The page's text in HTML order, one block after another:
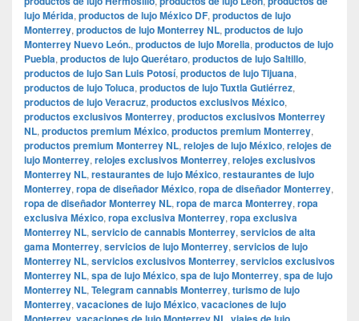
lujo Mérida, productos de lujo México DF, productos de lujo
Monterrey, productos de lujo Monterrey NL, productos de lujo
Monterrey Nuevo León., productos de lujo Morelia, productos de lujo
Puebla, productos de lujo Querétaro, productos de lujo Saltillo,
productos de lujo San Luis Potosí, productos de lujo Tijuana,
productos de lujo Toluca, productos de lujo Tuxtla Gutiérrez,
productos de lujo Veracruz, productos exclusivos México,
productos exclusivos Monterrey, productos exclusivos Monterrey
NL, productos premium México, productos premium Monterrey,
productos premium Monterrey NL, relojes de lujo México, relojes de
lujo Monterrey, relojes exclusivos Monterrey, relojes exclusivos
Monterrey NL, restaurantes de lujo México, restaurantes de lujo
Monterrey, ropa de diseñador México, ropa de diseñador Monterrey,
ropa de diseñador Monterrey NL, ropa de marca Monterrey, ropa
exclusiva México, ropa exclusiva Monterrey, ropa exclusiva
Monterrey NL, servicio de cannabis Monterrey, servicios de alta
gama Monterrey, servicios de lujo Monterrey, servicios de lujo
Monterrey NL, servicios exclusivos Monterrey, servicios exclusivos
Monterrey NL, spa de lujo México, spa de lujo Monterrey, spa de lujo
Monterrey NL, Telegram cannabis Monterrey, turismo de lujo
Monterrey, vacaciones de lujo México, vacaciones de lujo
, ,